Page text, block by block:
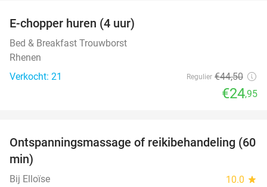
E-chopper huren (4 uur)
Bed & Breakfast Trouwborst
Rhenen
Verkocht: 21
Regulier €44,50
€24,95
50%
Ontspanningsmassage of reikibehandeling (60
min)
Bij Elloïse 10.0 star